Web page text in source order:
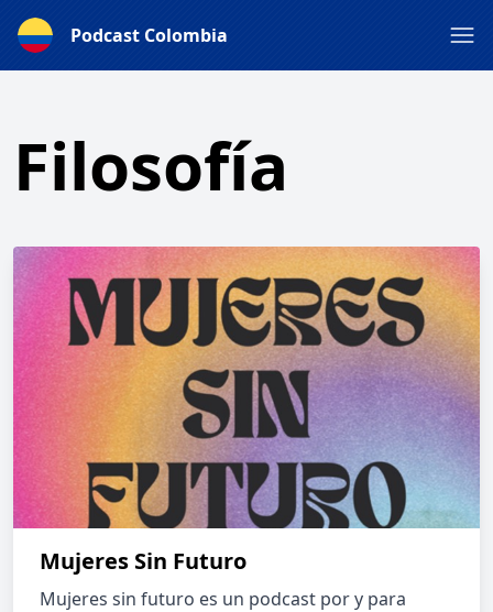
Podcast Colombia
Filosofía
Mujeres Sin Futuro
Mujeres sin futuro es un podcast por y para